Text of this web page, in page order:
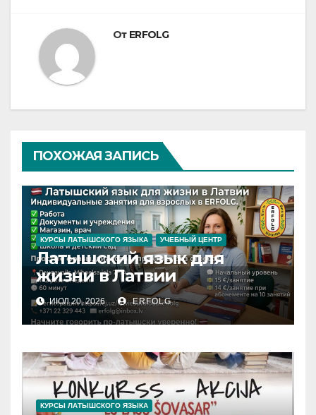
От ERFOLG
ПОХОЖАЯ ЗАПИСЬ
КУРСЫ ЛАТЫШСКОГО ЯЗЫКА УЧЕБНЫЙ ЦЕНТР
Латышский язык для
жизни в Латвии
ИЮЛ 20, 2026 ERFOLG
КУРСЫ ЛАТЫШСКОГО ЯЗЫКА